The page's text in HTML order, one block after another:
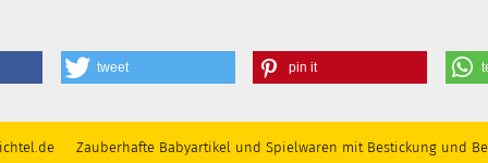
tweet pin it
Zauberhafte Babyartikel und Spielwaren mit Bestickung und